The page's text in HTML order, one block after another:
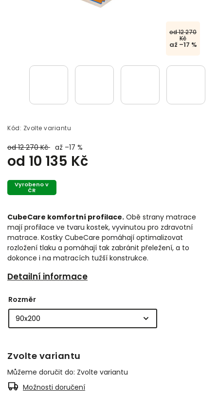
od 12 270
Kč
až –17 %
Kód: Zvolte variantu
od 12 270 Kč až –17 %
od 10 135 Kč
Vyrobeno v
ČR
CubeCare komfortní profilace. Obě strany matrace
mají profilace ve tvaru kostek, vyvinutou pro zdravotní
matrace. Kostky CubeCare pomáhají optimalizovat
rozložení tlaku a pomáhají tak zabránit přeležení, a to
dokonce i na matracích tužší konstrukce.
Detailní informace
Rozměr
Zvolte variantu
Můžeme doručit do: Zvolte variantu
Možnosti doručení